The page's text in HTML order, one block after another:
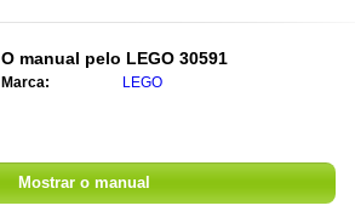
O manual pelo LEGO 30591
Marca: LEGO
Mostrar o manual